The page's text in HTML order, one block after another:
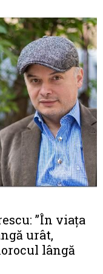
”În viața
urât,
lângă